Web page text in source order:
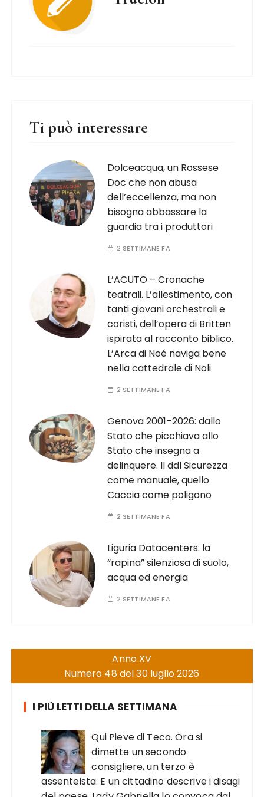
Ti può interessare
Dolceacqua, un Rossese
Doc che non abusa
dell’eccellenza, ma non
bisogna abbassare la
guardia tra i produttori
2 SETTIMANE FA
L’ACUTO – Cronache
teatrali. L’allestimento, con
tanti giovani orchestrali e
coristi, dell’opera di Britten
ispirata al racconto biblico.
L’Arca di Noé naviga bene
nella cattedrale di Noli
2 SETTIMANE FA
Genova 2001–2026: dallo
Stato che picchiava allo
Stato che insegna a
delinquere. Il ddl Sicurezza
come manuale, quello
Caccia come poligono
2 SETTIMANE FA
Liguria Datacenters: la
“rapina” silenziosa di suolo,
acqua ed energia
2 SETTIMANE FA
Anno XV
Numero 48 del 30 luglio 2026
I PIÙ LETTI DELLA SETTIMANA
Qui Pieve di Teco. Ora si
dimette un secondo
consigliere, un terzo è
assenteista. E un cittadino descrive i disagi